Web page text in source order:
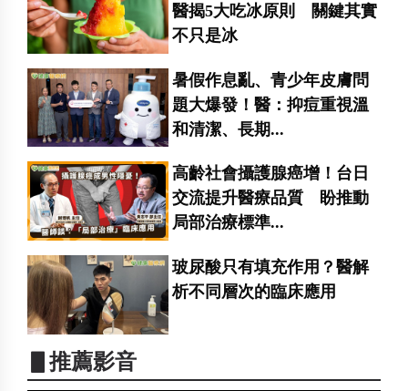
醫揭5大吃冰原則 關鍵其實
不只是冰
暑假作息亂、青少年皮膚問
題大爆發！醫：抑痘重視溫
和清潔、長期...
高齡社會攝護腺癌增！台日
交流提升醫療品質 盼推動
局部治療標準...
玻尿酸只有填充作用？醫解
析不同層次的臨床應用
▋推薦影音